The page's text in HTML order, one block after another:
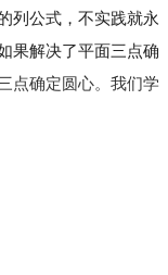
列公式，不实践就永
果解决了平面三点确
点确定圆心。我们学